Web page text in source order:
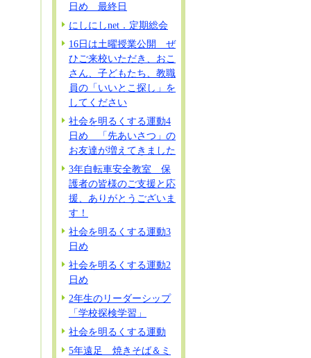
日め 最終日
にしにしnet．定期総会
16日は土曜授業公開 ぜ
ひご来校いただき、おこ
さん、子どもたち、教職
員の「いいとこ探し」を
してください
社会を明るくする運動4
日め 「先あいさつ」の
お友達が増えてきました
3年自転車安全教室 保
護者の皆様のご支援と応
援、ありがとうございま
す！
社会を明るくする運動3
日め
社会を明るくする運動2
日め
2年生のリーダーシップ
「学校探検学習」
社会を明るくする運動
5年遠足 焼きそば＆ミ